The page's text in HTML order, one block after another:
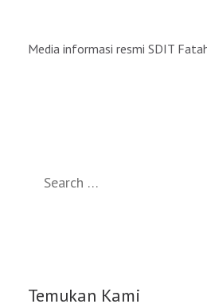
Media informasi resmi SDIT
Temukan Kami